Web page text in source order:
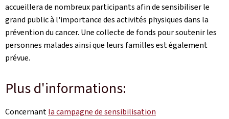
accueillera de nombreux participants afin de sensibiliser le
grand public à l'importance des activités physiques dans la
prévention du cancer. Une collecte de fonds pour soutenir les
personnes malades ainsi que leurs familles est également
prévue.
Plus d'informations:
Concernantla campagne de sensibilisation